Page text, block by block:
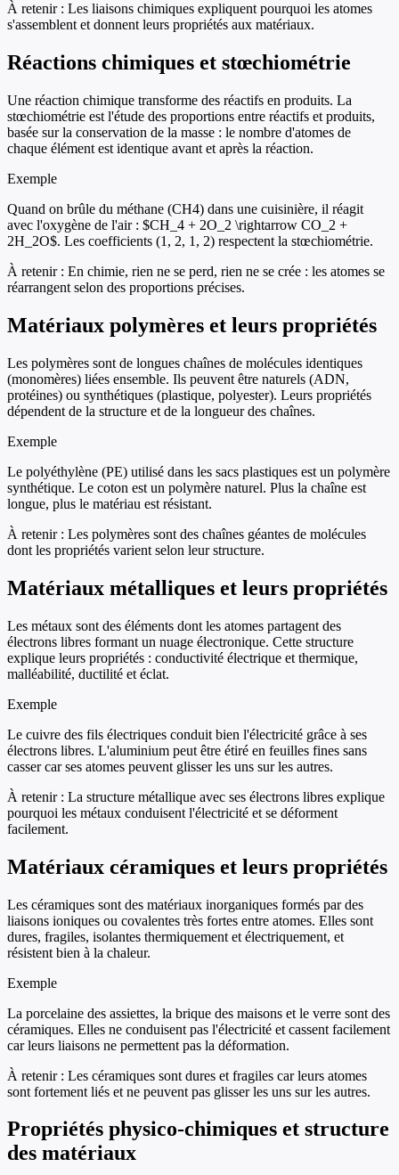
À retenir : Les liaisons chimiques expliquent pourquoi les atomes
s'assemblent et donnent leurs propriétés aux matériaux.
Réactions chimiques et stœchiométrie
Une réaction chimique transforme des réactifs en produits. La
stœchiométrie est l'étude des proportions entre réactifs et produits,
basée sur la conservation de la masse : le nombre d'atomes de
chaque élément est identique avant et après la réaction.
Exemple
Quand on brûle du méthane (CH4) dans une cuisinière, il réagit
avec l'oxygène de l'air : $CH_4 + 2O_2 \rightarrow CO_2 +
2H_2O$. Les coefficients (1, 2, 1, 2) respectent la stœchiométrie.
À retenir : En chimie, rien ne se perd, rien ne se crée : les atomes se
réarrangent selon des proportions précises.
Matériaux polymères et leurs propriétés
Les polymères sont de longues chaînes de molécules identiques
(monomères) liées ensemble. Ils peuvent être naturels (ADN,
protéines) ou synthétiques (plastique, polyester). Leurs propriétés
dépendent de la structure et de la longueur des chaînes.
Exemple
Le polyéthylène (PE) utilisé dans les sacs plastiques est un polymère
synthétique. Le coton est un polymère naturel. Plus la chaîne est
longue, plus le matériau est résistant.
À retenir : Les polymères sont des chaînes géantes de molécules
dont les propriétés varient selon leur structure.
Matériaux métalliques et leurs propriétés
Les métaux sont des éléments dont les atomes partagent des
électrons libres formant un nuage électronique. Cette structure
explique leurs propriétés : conductivité électrique et thermique,
malléabilité, ductilité et éclat.
Exemple
Le cuivre des fils électriques conduit bien l'électricité grâce à ses
électrons libres. L'aluminium peut être étiré en feuilles fines sans
casser car ses atomes peuvent glisser les uns sur les autres.
À retenir : La structure métallique avec ses électrons libres explique
pourquoi les métaux conduisent l'électricité et se déforment
facilement.
Matériaux céramiques et leurs propriétés
Les céramiques sont des matériaux inorganiques formés par des
liaisons ioniques ou covalentes très fortes entre atomes. Elles sont
dures, fragiles, isolantes thermiquement et électriquement, et
résistent bien à la chaleur.
Exemple
La porcelaine des assiettes, la brique des maisons et le verre sont des
céramiques. Elles ne conduisent pas l'électricité et cassent facilement
car leurs liaisons ne permettent pas la déformation.
À retenir : Les céramiques sont dures et fragiles car leurs atomes
sont fortement liés et ne peuvent pas glisser les uns sur les autres.
Propriétés physico-chimiques et structure
des matériaux